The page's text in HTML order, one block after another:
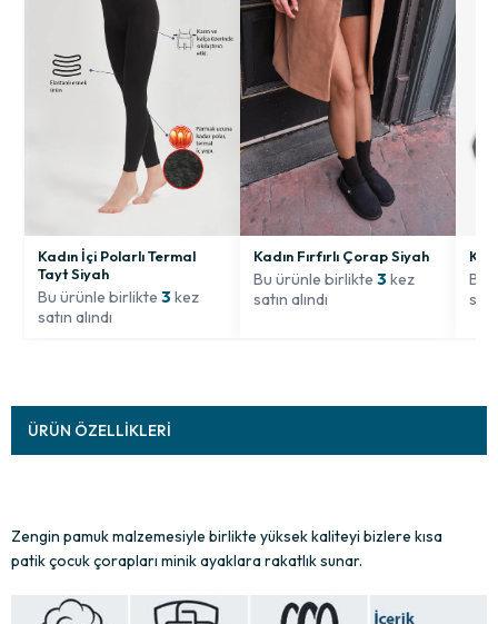
Kadın İçi Polarlı Termal
Tayt Siyah
Bu ürünle birlikte 3 kez
satın alındı
Kadın Fırfırlı Çorap Siyah
Bu ürünle birlikte 3 kez
satın alındı
Bu
ÜRÜN ÖZELLIKLERI
Zengin pamuk malzemesiyle birlikte yüksek kaliteyi bizlere kısa
patik çocuk çorapları minik ayaklara rakatlık sunar.